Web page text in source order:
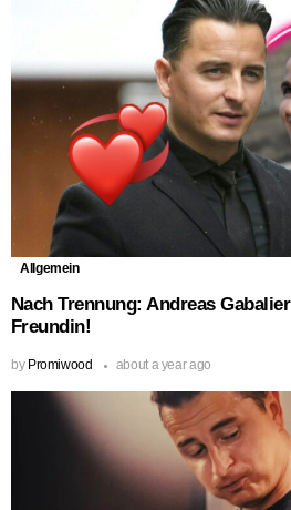
Allgemein
Nach Trennung: Andreas
Freundin!
by Promiwood about a year ago